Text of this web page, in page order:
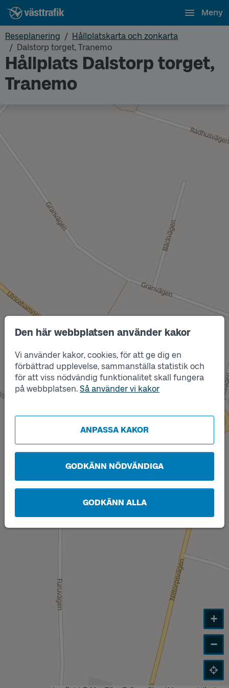
Den här webbplatsen använder kakor
Vi använder kakor, cookies, för att ge dig en
förbättrad upplevelse, sammanställa statistik och
för att viss nödvändig funktionalitet skall fungera
på webbplatsen. Så använder vi kakor
ANPASSA KAKOR
GODKÄNN NÖDVÄNDIGA
GODKÄNN ALLA
Meny
Reseplanering
Hållplatskarta och zonkarta
Dalstorp torget, Tranemo
Hållplats Dalstorp torget,
Tranemo
Läge
A
+
−